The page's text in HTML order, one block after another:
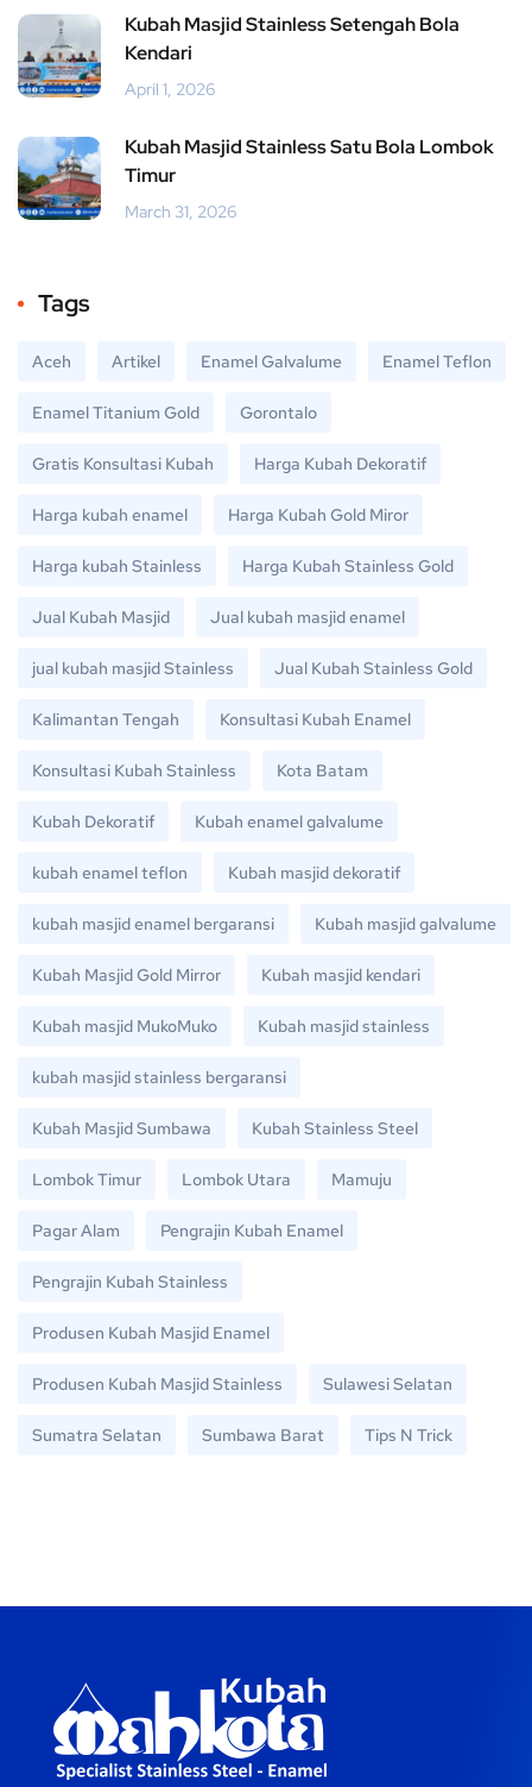
Kubah Masjid Stainless Setengah Bola
Kendari
April 1, 2026
Kubah Masjid Stainless Satu Bola Lombok
Timur
March 31, 2026
Tags
Aceh Artikel Enamel Galvalume Enamel Teflon
Enamel Titanium Gold Gorontalo
Gratis Konsultasi Kubah Harga Kubah Dekoratif
Harga kubah enamel Harga Kubah Gold Miror
Harga kubah Stainless Harga Kubah Stainless Gold
Jual Kubah Masjid Jual kubah masjid enamel
jual kubah masjid Stainless Jual Kubah Stainless Gold
Kalimantan Tengah Konsultasi Kubah Enamel
Konsultasi Kubah Stainless Kota Batam
Kubah Dekoratif Kubah enamel galvalume
kubah enamel teflon Kubah masjid dekoratif
kubah masjid enamel bergaransi Kubah masjid galvalume
Kubah Masjid Gold Mirror Kubah masjid kendari
Kubah masjid MukoMuko Kubah masjid stainless
kubah masjid stainless bergaransi
Kubah Masjid Sumbawa Kubah Stainless Steel
Lombok Timur Lombok Utara Mamuju
Pagar Alam Pengrajin Kubah Enamel
Pengrajin Kubah Stainless
Produsen Kubah Masjid Enamel
Produsen Kubah Masjid Stainless Sulawesi Selatan
Sumatra Selatan Sumbawa Barat Tips N Trick